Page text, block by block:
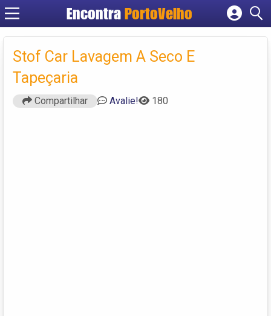
EncontraPortoVelho
Cadastrar empresa
Criar conta
Stof Car Lavagem A Seco E
Tapeçaria
Compartilhar Avalie! 180